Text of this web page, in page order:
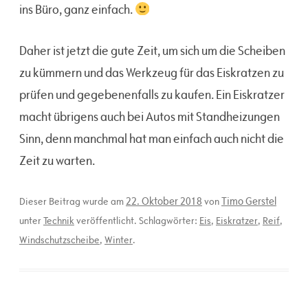
ins Büro, ganz einfach.
Daher ist jetzt die gute Zeit, um sich um die Scheiben
zu kümmern und das Werkzeug für das Eiskratzen zu
prüfen und gegebenenfalls zu kaufen. Ein Eiskratzer
macht übrigens auch bei Autos mit Standheizungen
Sinn, denn manchmal hat man einfach auch nicht die
Zeit zu warten.
Dieser Beitrag wurde am22. Oktober 2018 vonTimo Gerstel
unterTechnikveröffentlicht. Schlagwörter: Eis, Eiskratzer, Reif,
Windschutzscheibe, Winter.